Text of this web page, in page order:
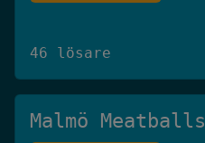
46 lösare
Malmö Meatballs